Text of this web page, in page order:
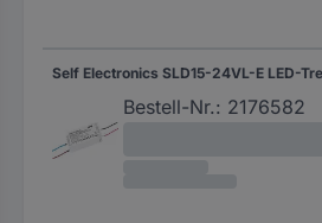
Bestell-Nr.: 2176582